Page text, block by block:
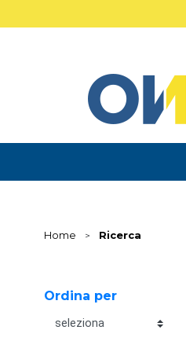
Home > Ricerca
Ordina per
Ordina per